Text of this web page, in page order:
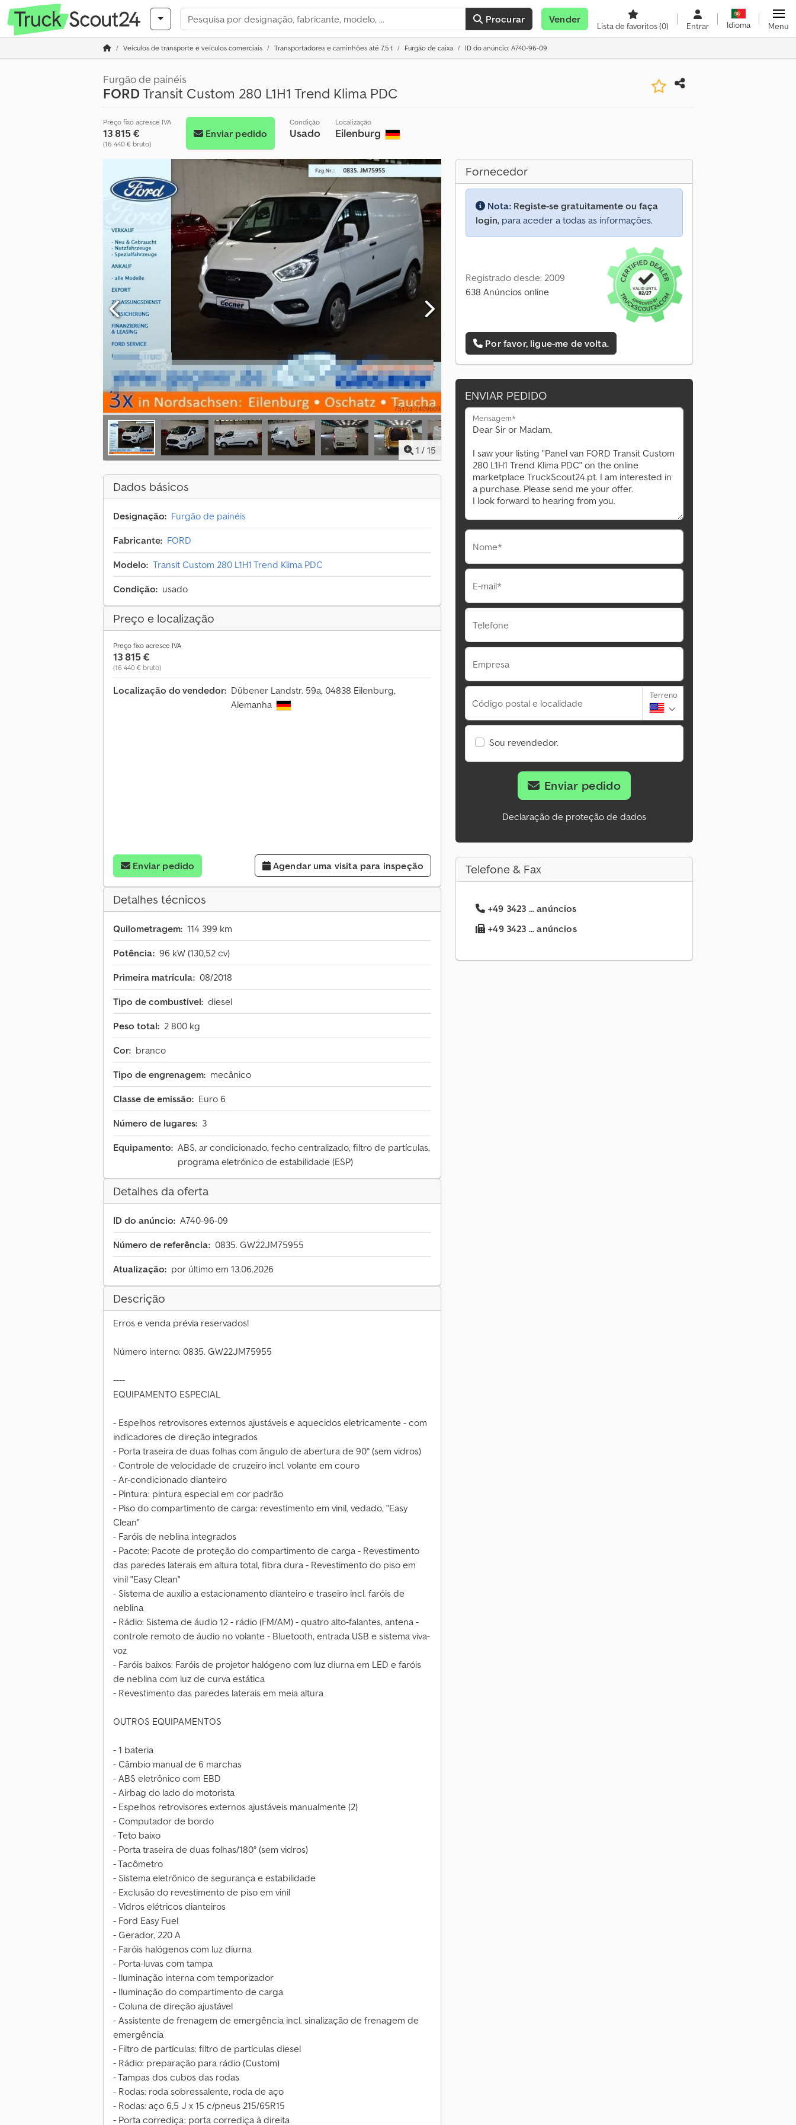
Procurar Vender
Lista de favoritos(0) Entrar Idioma Menu
Veículos de transporte e veículos comerciais Transportadores e caminhões até 7,5 t Furgão de caixa ID do anúncio: A740-96-09
Furgão de painéis
FORDTransit Custom 280 L1H1 Trend Klima PDC
Preço fixo acresce IVA
13 815 €
(16 440 € bruto)
Enviar pedido
Condição
Usado
Localização
Eilenburg
1 / 15
Dados básicos
Designação: Furgão de painéis
Fabricante: FORD
Modelo: Transit Custom 280 L1H1 Trend Klima PDC
Condição: usado
Preço e localização
Preço fixo acresce IVA
13 815 €
(16 440 € bruto)
Localização do vendedor: Dübener Landstr. 59a, 04838 Eilenburg,
Alemanha
Enviar pedido Agendar uma visita para inspeção
Detalhes técnicos
Quilometragem: 114 399 km
Potência: 96 kW (130,52 cv)
Primeira matrícula: 08/2018
Tipo de combustível: diesel
Peso total: 2 800 kg
Cor: branco
Tipo de engrenagem: mecânico
Classe de emissão: Euro 6
Número de lugares: 3
Equipamento: ABS, ar condicionado, fecho centralizado, filtro de partículas,
programa eletrónico de estabilidade (ESP)
Detalhes da oferta
ID do anúncio: A740-96-09
Número de referência: 0835. GW22JM75955
Atualização: por último em 13.06.2026
Descrição
Erros e venda prévia reservados!
Número interno: 0835. GW22JM75955
----
EQUIPAMENTO ESPECIAL
- Espelhos retrovisores externos ajustáveis e aquecidos eletricamente - com
indicadores de direção integrados
- Porta traseira de duas folhas com ângulo de abertura de 90° (sem vidros)
- Controle de velocidade de cruzeiro incl. volante em couro
- Ar-condicionado dianteiro
- Pintura: pintura especial em cor padrão
- Piso do compartimento de carga: revestimento em vinil, vedado, "Easy
Clean"
- Faróis de neblina integrados
- Pacote: Pacote de proteção do compartimento de carga - Revestimento
das paredes laterais em altura total, fibra dura - Revestimento do piso em
vinil "Easy Clean"
- Sistema de auxílio a estacionamento dianteiro e traseiro incl. faróis de
neblina
- Rádio: Sistema de áudio 12 - rádio (FM/AM) - quatro alto-falantes, antena -
controle remoto de áudio no volante - Bluetooth, entrada USB e sistema viva-
voz
- Faróis baixos: Faróis de projetor halógeno com luz diurna em LED e faróis
de neblina com luz de curva estática
- Revestimento das paredes laterais em meia altura
OUTROS EQUIPAMENTOS
- 1 bateria
- Câmbio manual de 6 marchas
- ABS eletrônico com EBD
- Airbag do lado do motorista
- Espelhos retrovisores externos ajustáveis manualmente (2)
- Computador de bordo
- Teto baixo
- Porta traseira de duas folhas/180° (sem vidros)
- Tacômetro
- Sistema eletrônico de segurança e estabilidade
- Exclusão do revestimento de piso em vinil
- Vidros elétricos dianteiros
- Ford Easy Fuel
- Gerador, 220 A
- Faróis halógenos com luz diurna
- Porta-luvas com tampa
- Iluminação interna com temporizador
- Iluminação do compartimento de carga
- Coluna de direção ajustável
- Assistente de frenagem de emergência incl. sinalização de frenagem de
emergência
- Filtro de partículas: filtro de partículas diesel
- Rádio: preparação para rádio (Custom)
- Tampas dos cubos das rodas
- Rodas: roda sobressalente, roda de aço
- Rodas: aço 6,5 J x 15 c/pneus 215/65R15
- Porta corrediça: porta corrediça à direita
Fornecedor
Nota: Registe-se gratuitamente ou faça
login, para aceder a todas as informações.
Registrado desde: 2009
638 Anúncios online
Por favor, ligue-me de volta.
ENVIAR PEDIDO
Mensagem*
Nome*
E-mail*
Telefone
Empresa
Código postal e localidade
Terreno
Sou revendedor.
Enviar pedido
Declaração de proteção de dados
Telefone & Fax
+49 3423 ... anúncios
+49 3423 ... anúncios